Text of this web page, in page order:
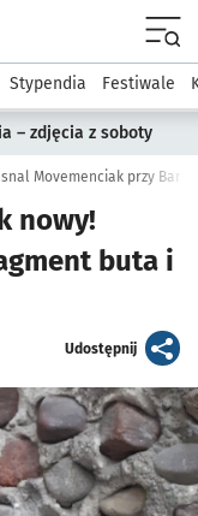
Kultura
Stypendia Festiwale
– zdjęcia z soboty
Movemenciak przy Barze
nowy!
buta i
Udostępnijartykuł